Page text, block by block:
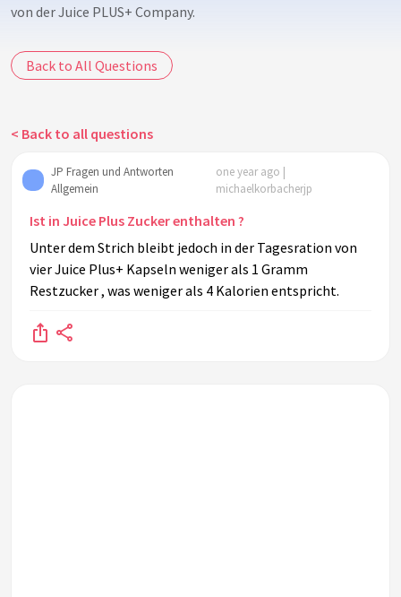
von der Juice PLUS+ Company.
Back to All Questions
< Back to all questions
JP Fragen und Antworten
Allgemein
one year ago |
michaelkorbacherjp
Ist in Juice Plus Zucker enthalten ?
Unter dem Strich bleibt jedoch in der Tagesration von
vier Juice Plus+ Kapseln weniger als 1 Gramm
Restzucker , was weniger als 4 Kalorien entspricht.